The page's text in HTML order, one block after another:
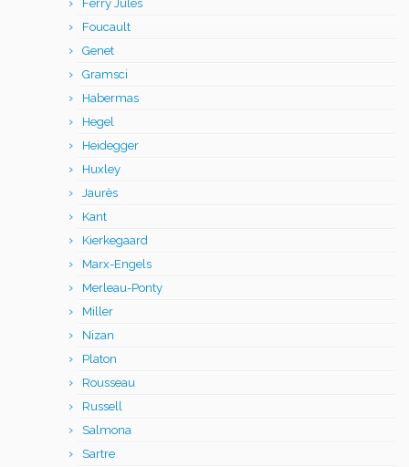
Ferry Jules
Foucault
Genet
Gramsci
Habermas
Hegel
Heidegger
Huxley
Jaurès
Kant
Kierkegaard
Marx-Engels
Merleau-Ponty
Miller
Nizan
Platon
Rousseau
Russell
Salmona
Sartre